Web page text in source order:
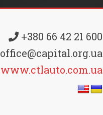
+380 66 42 21 600
office@capital.org.ua
www.ctlauto.com.ua